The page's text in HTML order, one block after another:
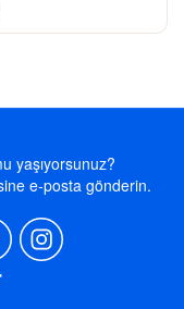
yaşıyorsunuz?
e-posta gönderin.